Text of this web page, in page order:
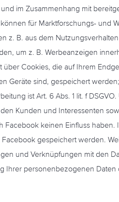
im Zusammenhang mit
für Marktforschungs- und
B. aus dem
um z. B. Werbeanzeigen
Cookies, die auf Ihrem
Geräte sind, gespeichert
ist Art. 6 Abs. 1 lit. f
Kunden und Interessenten
keinen Einfluss
gespeichert werden.
und Verknüpfungen mit den
personenbezogenen